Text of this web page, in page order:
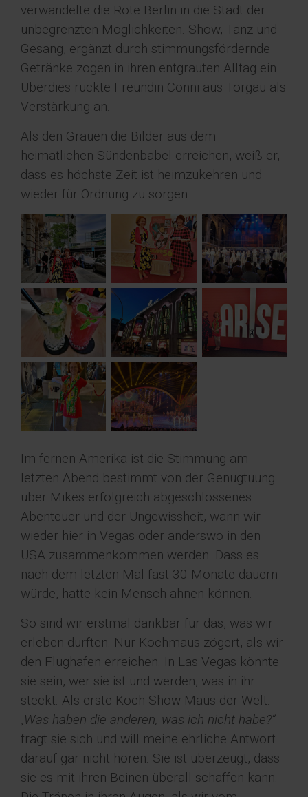
verwandelte die Rote Berlin in die Stadt der
unbegrenzten Möglichkeiten. Show, Tanz und
Gesang, ergänzt durch stimmungsfördernde
Getränke zogen in ihren entgrauten Alltag ein.
Überdies rückte Freundin Conni aus Torgau als
Verstärkung an.
Als den Grauen die Bilder aus dem
heimatlichen Sündenbabel erreichen, weiß er,
dass es höchste Zeit ist heimzukehren und
wieder für Ordnung zu sorgen.
Im fernen Amerika ist die Stimmung am
letzten Abend bestimmt von der Genugtuung
über Mikes erfolgreich abgeschlossenes
Abenteuer und der Ungewissheit, wann wir
wieder hier in Vegas oder anderswo in den
USA zusammenkommen werden. Dass es
nach dem letzten Mal fast 30 Monate dauern
würde, hatte kein Mensch ahnen können.
So sind wir erstmal dankbar für das, was wir
erleben durften. Nur Kochmaus zögert, als wir
den Flughafen erreichen. In Las Vegas könnte
sie sein, wer sie ist und werden, was in ihr
steckt. Als erste Koch-Show-Maus der Welt.
„Was haben die anderen, was ich nicht habe?“
fragt sie sich und will meine ehrliche Antwort
darauf gar nicht hören. Sie ist überzeugt, dass
sie es mit ihren Beinen überall schaffen kann.